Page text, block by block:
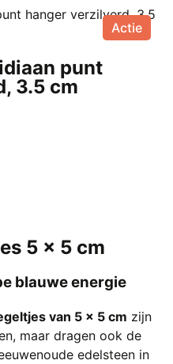
Actie
punt
3.5 cm
5 x 5 cm
blauwe energie
van 5 x 5 cm zijn
maar dragen ook de
edelsteen in